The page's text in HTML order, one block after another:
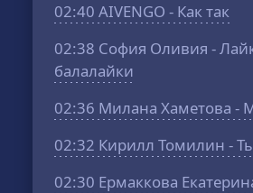
02:40 AIVENGO - Как так
02:38 София Оливия -
балалайки
02:36 Милана Хаметова -
02:32 Кирилл Томилин -
02:30 Ермаккова